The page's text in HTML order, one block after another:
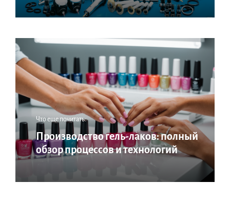
Что еще почитать:
Производство гель-лаков: полный
обзор процессов и технологий